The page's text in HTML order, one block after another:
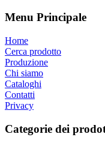
Menu Principale
Home
Cerca prodotto
Produzione
Chi siamo
Cataloghi
Contatti
Privacy
Categorie dei